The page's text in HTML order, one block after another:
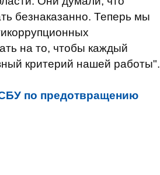
безнаказанно. Теперь мы
на то, чтобы каждый
критерий нашей работы".
по предотвращению